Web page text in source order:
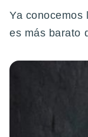
Ya conocemos
es más barato